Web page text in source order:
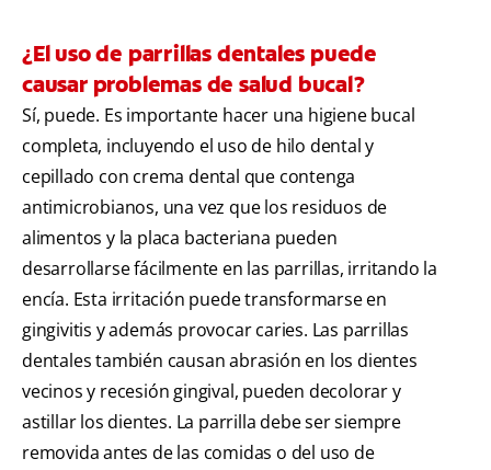
¿El uso de parrillas dentales puede
causar problemas de salud bucal?
Sí, puede. Es importante hacer una higiene bucal
completa, incluyendo el uso de hilo dental y
cepillado con crema dental que contenga
antimicrobianos, una vez que los residuos de
alimentos y la placa bacteriana pueden
desarrollarse fácilmente en las parrillas, irritando la
encía. Esta irritación puede transformarse en
gingivitis y además provocar caries. Las parrillas
dentales también causan abrasión en los dientes
vecinos y recesión gingival, pueden decolorar y
astillar los dientes. La parrilla debe ser siempre
removida antes de las comidas o del uso de